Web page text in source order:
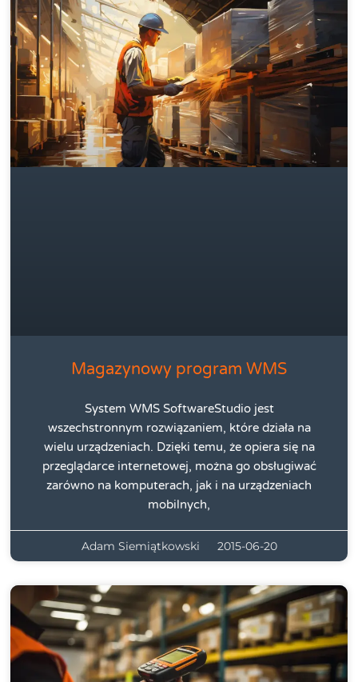
Magazynowy program WMS
System WMS SoftwareStudio jest
wszechstronnym rozwiązaniem, które działa na
wielu urządzeniach. Dzięki temu, że opiera się na
przeglądarce internetowej, można go obsługiwać
zarówno na komputerach, jak i na urządzeniach
mobilnych,
Adam Siemiątkowski 2015-06-20